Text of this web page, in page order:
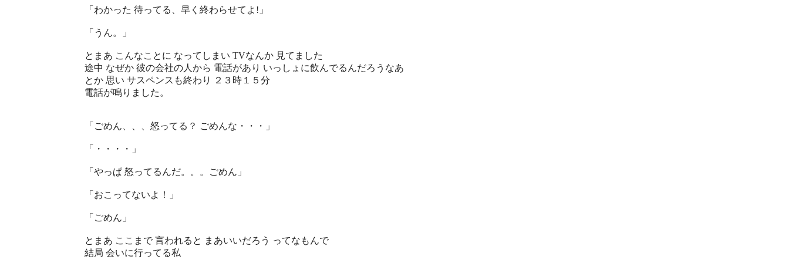
「わかった 待ってる、早く終わらせてよ!」
「うん。」
とまあ こんなことに なってしまい TVなんか 見てました
途中 なぜか 彼の会社の人から 電話があり いっしょに飲んでるんだろうなあ
とか 思い サスペンスも終わり ２３時１５分
電話が鳴りました。
「ごめん、、、怒ってる？ ごめんな・・・」
「・・・・」
「やっぱ 怒ってるんだ。。。ごめん」
「おこってないよ！」
「ごめん」
とまあ ここまで 言われると まあいいだろう ってなもんで
結局 会いに行ってる私